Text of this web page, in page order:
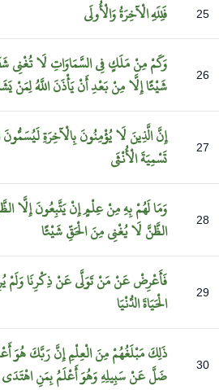
25 فَلِلَّهِالْآخِرَةُوَالْأُولَى
26 وَكَمْمِنْمَلَكٍفِيالسَّمَاوَاتِلَاتُغْنِي
شَيْئًاإِلَّامِنْبَعْدِأَنْيَأْذَنَاللَّهُلِمَنْ
27 إِنَّالَّذِينَلَايُؤْمِنُونَبِالْآخِرَةِلَيُسَمُّونَ
تَسْمِيَةَالْأُنْثَى
28 وَمَالَهُمْبِهِمِنْعِلْمٍإِنْيَتَّبِعُونَإِلَّا
الظَّنَّلَايُغْنِيمِنَالْحَقِّشَيْئًا
29 فَأَعْرِضْعَنْمَنْتَوَلَّىعَنْذِكْرِنَاوَلَمْ
الْحَيَاةَالدُّنْيَا
30 ذَلِكَمَبْلَغُهُمْمِنَالْعِلْمِإِنَّرَبَّكَهُوَ
ضَلَّعَنْسَبِيلِهِوَهُوَأَعْلَمُبِمَنِاهْتَدَى